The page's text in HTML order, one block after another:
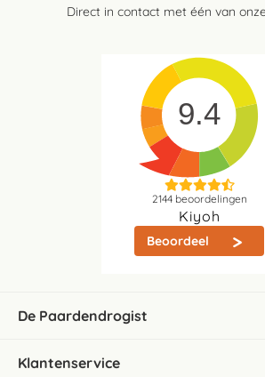
Direct in contact met één van
9.4
2144beoordelingen
Kiyoh
Beoordeel
De Paardendrogist
Klantenservice